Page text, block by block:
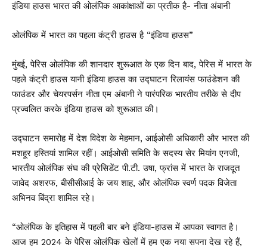
इंडिया हाउस भारत की ओलंपिक आकांक्षाओं का प्रतीक है- नीता अंबानी
ओलंपिक में भारत का पहला कंट्री हाउस है “इंडिया हाउस”
मुंबई, पेरिस ओलंपिक की शानदार शुरूआत के एक दिन बाद, पेरिस में भारत के
पहले कंट्री हाउस यानी इंडिया हाउस का उद्घाटन रिलायंस फाउंडेशन की
फाउंडर और चेयरपर्सन नीता एम अंबानी ने पारंपरिक भारतीय तरीके से दीप
प्रज्वलित करके इंडिया हाउस को शुरूआत की।
उद्घाटन समारोह में देश विदेश के मेहमान, आईओसी अधिकारी और भारत की
मशहूर हस्तियां शामिल रहीं। आईओसी समिति के सदस्य सेर मियांग एनजी,
भारतीय ओलंपिक संघ की प्रेसिडेंट पी.टी. उषा, फ्रांस में भारत के राजदूत
जावेद अशरफ, बीसीसीआई के जय शाह, और ओलंपिक स्वर्ण पदक विजेता
अभिनव बिंद्रा शामिल रहे।
“ओलंपिक के इतिहास में पहली बार बने इंडिया-हाउस में आपका स्वागत है।
आज हम 2024 के पेरिस ओलंपिक खेलों में हम एक नया सपना देख रहे हैं,